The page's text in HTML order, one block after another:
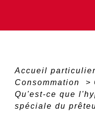
Accueil
Consommation
>
Qu'est-ce que
spéciale du